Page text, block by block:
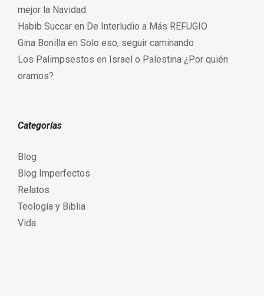
mejor la Navidad
Habib Succar en De Interludio a Más REFUGIO
Gina Bonilla en Solo eso, seguir caminando
Los Palimpsestos en Israel o Palestina ¿Por quién
oramos?
Categorías
Blog
Blog Imperfectos
Relatos
Teología y Biblia
Vida